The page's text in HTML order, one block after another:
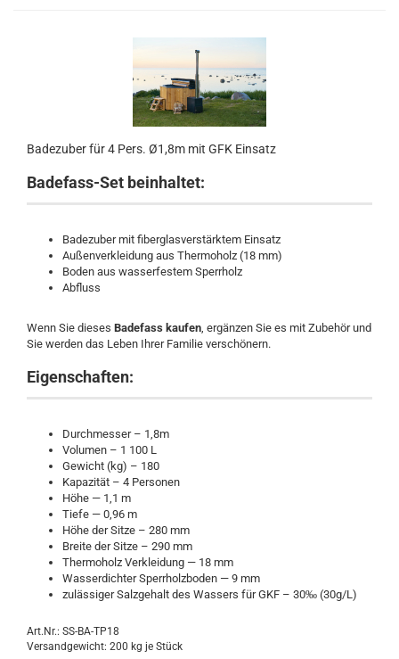
Badezuber für 4 Pers. Ø1,8m mit GFK Einsatz
Badefass-Set beinhaltet:
Badezuber mit fiberglasverstärktem Einsatz
Außenverkleidung aus Thermoholz (18 mm)
Boden aus wasserfestem Sperrholz
Abfluss
Wenn Sie dieses Badefass kaufen , ergänzen Sie es mit Zubehör und
Sie werden das Leben Ihrer Familie verschönern.
Eigenschaften:
Durchmesser – 1,8m
Volumen – 1 100 L
Gewicht (kg) – 180
Kapazität – 4 Personen
Höhe — 1,1 m
Tiefe — 0,96 m
Höhe der Sitze – 280 mm
Breite der Sitze – 290 mm
Thermoholz Verkleidung — 18 mm
Wasserdichter Sperrholzboden — 9 mm
zulässiger Salzgehalt des Wassers für GKF – 30‰ (30g/L)
Art.Nr.: SS-BA-TP18
Versandgewicht: 200 kg je Stück